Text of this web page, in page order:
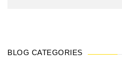
BLOG CATEGORIES